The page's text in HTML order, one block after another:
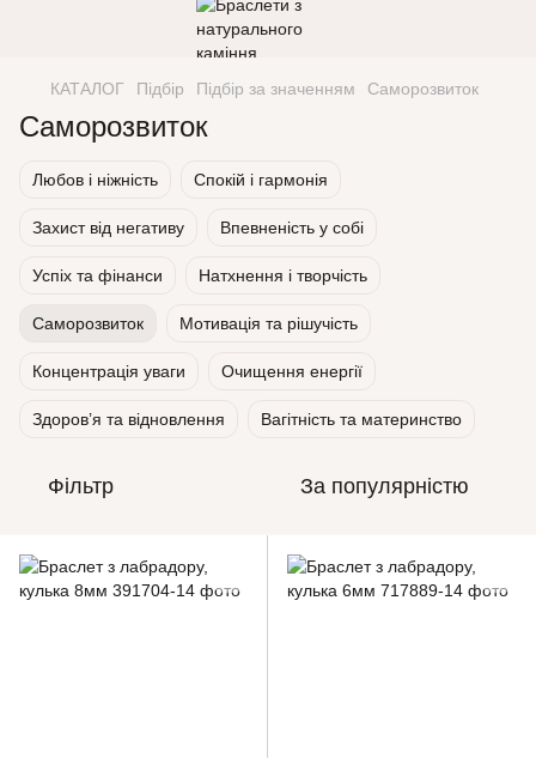
КАТАЛОГ Підбір Підбір за значенням Саморозвиток
Саморозвиток
Любов і ніжність Спокій і гармонія
Захист від негативу Впевненість у собі
Успіх та фінанси Натхнення і творчість
Саморозвиток Мотивація та рішучість
Концентрація уваги Очищення енергії
Здоров’я та відновлення Вагітність та материнство
Фільтр За популярністю